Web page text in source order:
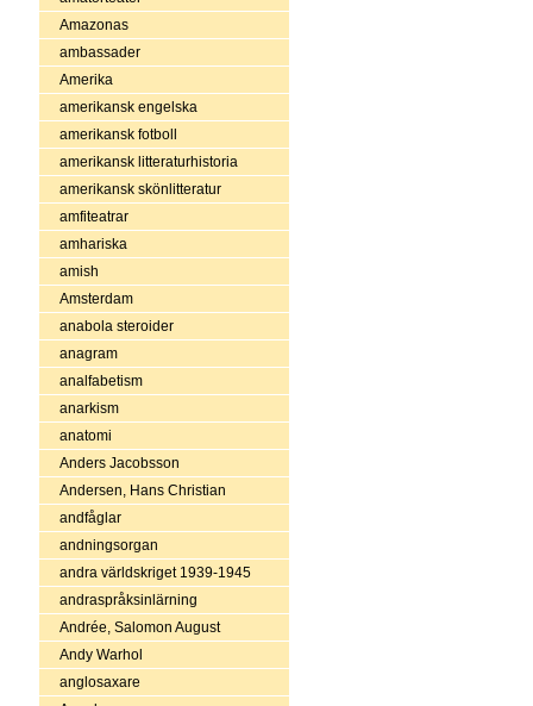
Amazonas
ambassader
Amerika
amerikansk engelska
amerikansk fotboll
amerikansk litteraturhistoria
amerikansk skönlitteratur
amfiteatrar
amhariska
amish
Amsterdam
anabola steroider
anagram
analfabetism
anarkism
anatomi
Anders Jacobsson
Andersen, Hans Christian
andfåglar
andningsorgan
andra världskriget 1939-1945
andraspråksinlärning
Andrée, Salomon August
Andy Warhol
anglosaxare